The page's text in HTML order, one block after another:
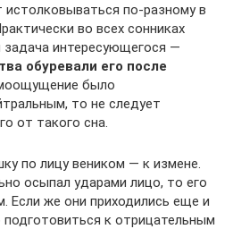
по-разному в
во всех сонниках
задача интересующегося —
обуревали его после
было
то не следует
от такого сна.
по лицу веником — к измене.
осыпал ударами лицо, то его
Если же они приходились еще и
к отрицательным